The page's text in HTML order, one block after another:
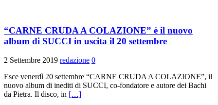
“CARNE CRUDA A COLAZIONE” è il nuovo
album di SUCCI in uscita il 20 settembre
2 Settembre 2019 redazione 0
Esce venerdì 20 settembre “CARNE CRUDA A COLAZIONE”, il
nuovo album di inediti di SUCCI, co-fondatore e autore dei Bachi
da Pietra. Il disco, in […]